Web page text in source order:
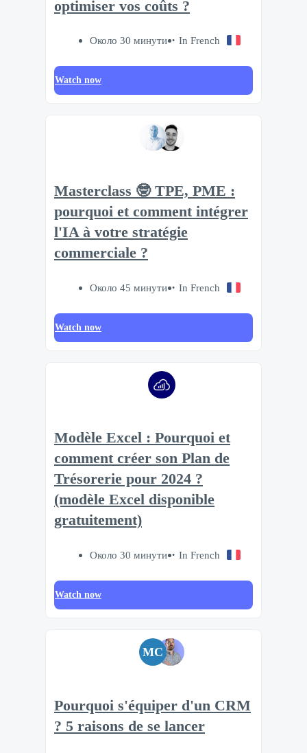
optimiser vos coûts ?
Около 30 минути In French
Watch now
Masterclass 🤓 TPE, PME :
pourquoi et comment intégrer
l'IA à votre stratégie
commerciale ?
Около 45 минути In French
Watch now
Modèle Excel : Pourquoi et
comment créer son Plan de
Trésorerie pour 2024 ?
(modèle Excel disponible
gratuitement)
Около 30 минути In French
Watch now
MC
Pourquoi s'équiper d'un CRM
? 5 raisons de se lancer